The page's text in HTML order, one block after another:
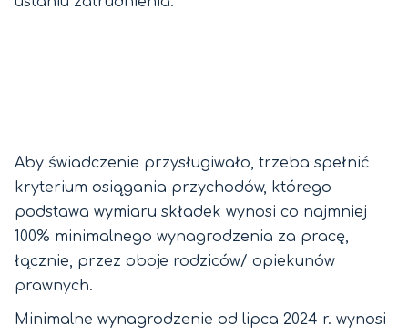
Aby świadczenie przysługiwało, trzeba spełnić
kryterium osiągania przychodów, którego
podstawa wymiaru składek wynosi co najmniej
100% minimalnego wynagrodzenia za pracę,
łącznie, przez oboje rodziców/ opiekunów
prawnych.
Minimalne wynagrodzenie od lipca 2024 r. wynosi